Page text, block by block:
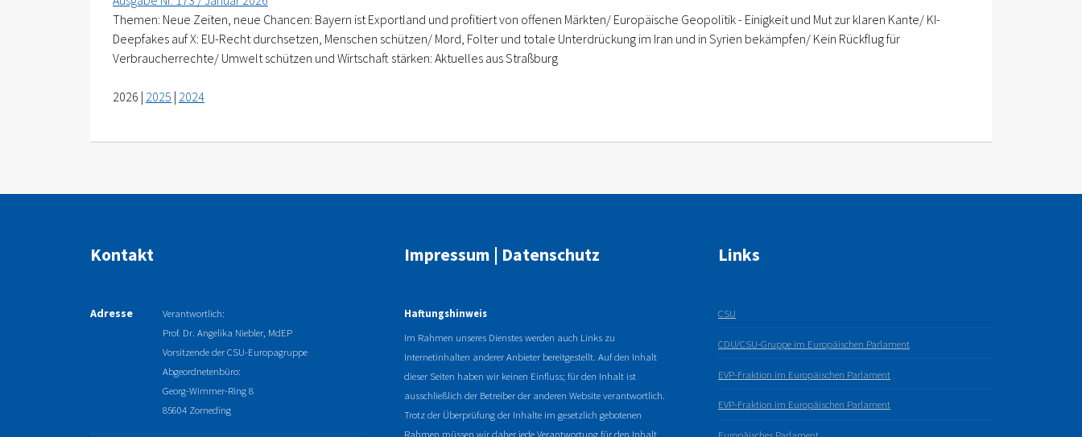
Themen: Neue Zeiten, neue Chancen: Bayern ist Exportland und profitiert von offenen Märkten/ Europäische Geopolitik - Einigkeit und Mut zur klaren Kante/ KI-
Deepfakes auf X: EU-Recht durchsetzen, Menschen schützen/ Mord, Folter und totale Unterdrückung im Iran und in Syrien bekämpfen/ Kein Rückflug für
Verbraucherrechte/ Umwelt schützen und Wirtschaft stärken: Aktuelles aus Straßburg
2026 | 2025 | 2024
Kontakt
Adresse
Verantwortlich:
Prof. Dr. Angelika Niebler, MdEP
Vorsitzende der CSU-Europagruppe
Abgeordnetenbüro:
Georg-Wimmer-Ring 8
85604 Zorneding
Impressum | Datenschutz
Haftungshinweis
Im Rahmen unseres Dienstes werden auch Links zu
Internetinhalten anderer Anbieter bereitgestellt. Auf den Inhalt
dieser Seiten haben wir keinen Einfluss; für den Inhalt ist
ausschließlich der Betreiber der anderen Website verantwortlich.
Trotz der Überprüfung der Inhalte im gesetzlich gebotenen
Rahmen müssen wir daher jede Verantwortung für den Inhalt
Links
CSU
CDU/CSU-Gruppe im Europäischen Parlament
EVP-Fraktion im Europäischen Parlament
EVP-Fraktion im Europäischen Parlament